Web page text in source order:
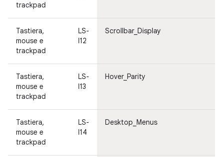
trackpad
Tastiera,
mouse e
trackpad
LS-
I12
Scrollbar_Display
Tastiera,
mouse e
trackpad
LS-
I13
Hover_Parity
Tastiera,
mouse e
trackpad
LS-
I14
Desktop_Menus